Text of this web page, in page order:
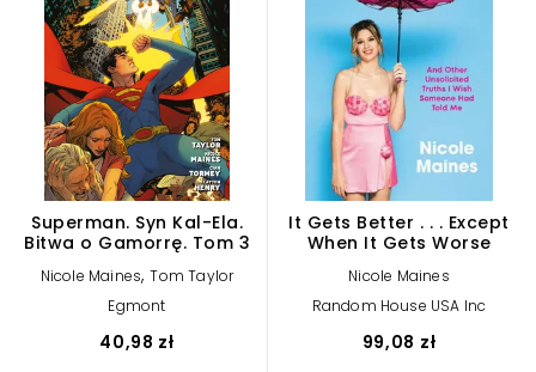
Superman. Syn Kal-Ela.
Bitwa o Gamorrę. Tom 3
Nicole Maines,Tom Taylor
Egmont
40,98 zł
It Gets Better . . . Except
When It Gets Worse
Nicole Maines
Random House USA Inc
99,08 zł